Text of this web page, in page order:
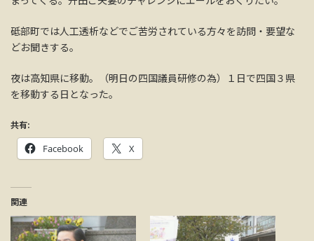
砥部町では人工透析などでご苦労されている方々を訪問・要望な
どお聞きする。
夜は高知県に移動。（明日の四国議員研修の為）１日で四国３県
を移動する日となった。
共有:
Facebook X
関連